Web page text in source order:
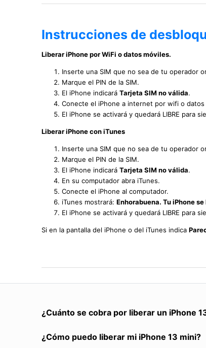
Instrucciones de
Liberar iPhone por WiFi o datos móviles.
Inserte una SIM que no sea de tu operador
Marque el PIN de la SIM.
El iPhone indicará Tarjeta SIM no válida.
Conecte el iPhone a internet por wifi o datos
El iPhone se activará y quedará LIBRE para
Liberar iPhone con iTunes
Inserte una SIM que no sea de tu operador
Marque el PIN de la SIM.
El iPhone indicará Tarjeta SIM no válida.
En su computador abra iTunes.
Conecte el iPhone al computador.
iTunes mostrará: Enhorabuena. Tu iPhone
El iPhone se activará y quedará LIBRE para
Si en la pantalla del iPhone o del iTunes indica
¿Cuánto se cobra por liberar un iPhone
¿Cómo puedo liberar mi iPhone 13 mini?